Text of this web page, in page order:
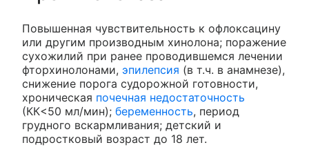
Повышенная чувствительность к офлоксацину
или другим производным хинолона; поражение
сухожилий при ранее проводившемся лечении
фторхинолонами, эпилепсия (в т.ч. в анамнезе),
снижение порога судорожной готовности,
хроническая почечная недостаточность
(КК<50 мл/мин); беременность, период
грудного вскармливания; детский и
подростковый возраст до 18 лет.